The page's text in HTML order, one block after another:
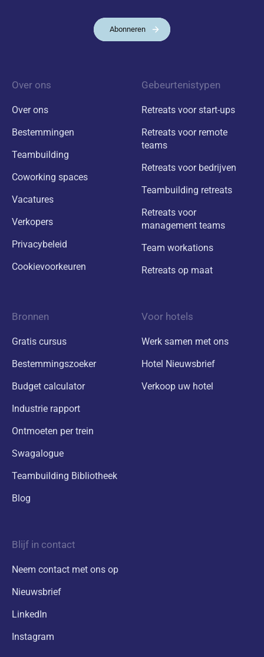
Abonneren
Over ons
Over ons
Bestemmingen
Teambuilding
Coworking spaces
Vacatures
Verkopers
Privacybeleid
Cookievoorkeuren
Gebeurtenistypen
Retreats voor start-ups
Retreats voor remote
teams
Retreats voor bedrijven
Teambuilding retreats
Retreats voor
management teams
Team workations
Retreats op maat
Bronnen
Gratis cursus
Bestemmingszoeker
Budget calculator
Industrie rapport
Ontmoeten per trein
Swagalogue
Teambuilding Bibliotheek
Blog
Voor hotels
Werk samen met ons
Hotel Nieuwsbrief
Verkoop uw hotel
Blijf in contact
Neem contact met ons op
Nieuwsbrief
LinkedIn
Instagram